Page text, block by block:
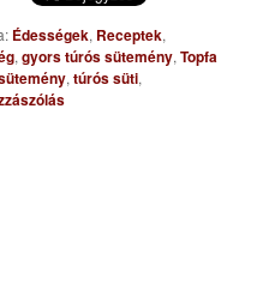
Édességek, Receptek,
,gyors túrós sütemény,Topfa
,túrós süti,